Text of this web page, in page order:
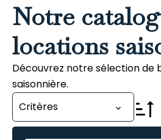
Notre
locations
Découvrez notre sélection de
saisonnière.
Critères